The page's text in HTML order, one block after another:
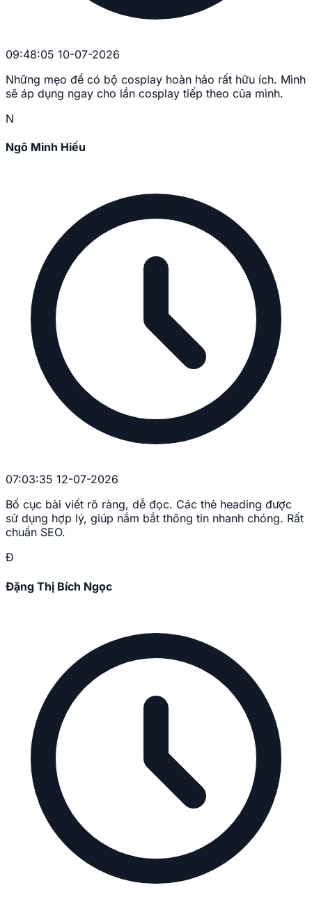
09:48:05 10-07-2026
Những mẹo để có bộ cosplay hoàn hảo rất hữu ích. Mình
sẽ áp dụng ngay cho lần cosplay tiếp theo của mình.
N
Ngô Minh Hiếu
07:03:35 12-07-2026
Bố cục bài viết rõ ràng, dễ đọc. Các thẻ heading được
sử dụng hợp lý, giúp nắm bắt thông tin nhanh chóng. Rất
chuẩn SEO.
Đ
Đặng Thị Bích Ngọc